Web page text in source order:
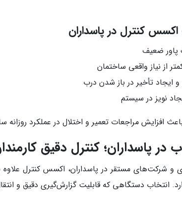
کنترل در پاسداران
ضعیف
از نیاز واقعی ساختمان
ایجاد تأخیر در باز شدن درب
نویز در سیستم
افزایش مراجعات تعمیر و اختلال در عملکرد
پاسداران؛ کنترل دقیق
و شرکت‌های مستقر در پاسداران، اکسس کنترل
انتخاب دستگاهی که قابلیت گزارش‌گیری دقیق و